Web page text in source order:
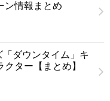
ン情報まとめ
ダウンタイム」キ
ター【まとめ】